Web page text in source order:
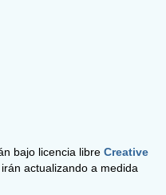
bajo licencia libre Creative
irán actualizando a medida